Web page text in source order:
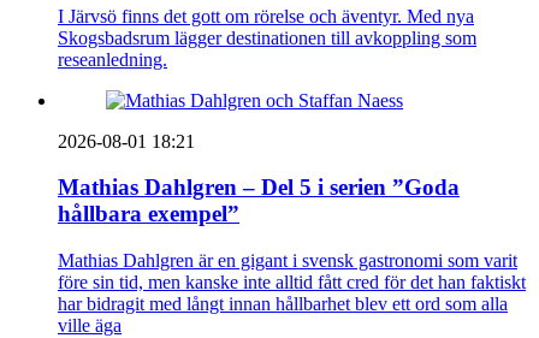
I Järvsö finns det gott om rörelse och äventyr. Med nya
Skogsbadsrum lägger destinationen till avkoppling som
reseanledning.
2026-08-01 18:21
Mathias Dahlgren – Del 5 i serien ”Goda
hållbara exempel”
Mathias Dahlgren är en gigant i svensk gastronomi som varit
före sin tid, men kanske inte alltid fått cred för det han faktiskt
har bidragit med långt innan hållbarhet blev ett ord som alla
ville äga